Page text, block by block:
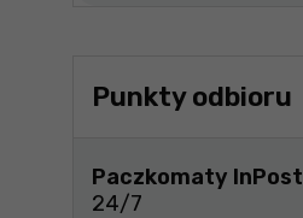
Punkty odbioru
Paczkomaty InPost
24/7